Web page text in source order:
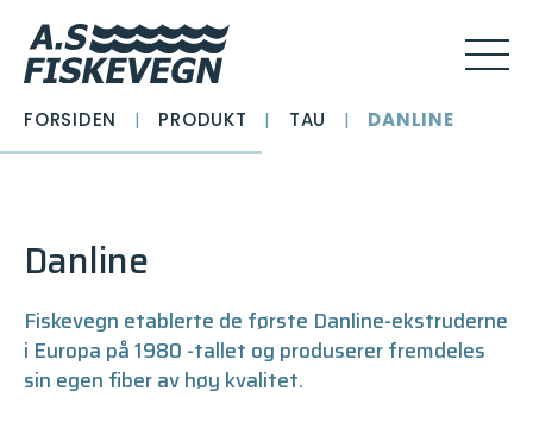
FORSIDEN | PRODUKT | TAU | DANLINE
Danline
Fiskevegn etablerte de første Danline-ekstruderne
i Europa på 1980 -tallet og produserer fremdeles
sin egen fiber av høy kvalitet.